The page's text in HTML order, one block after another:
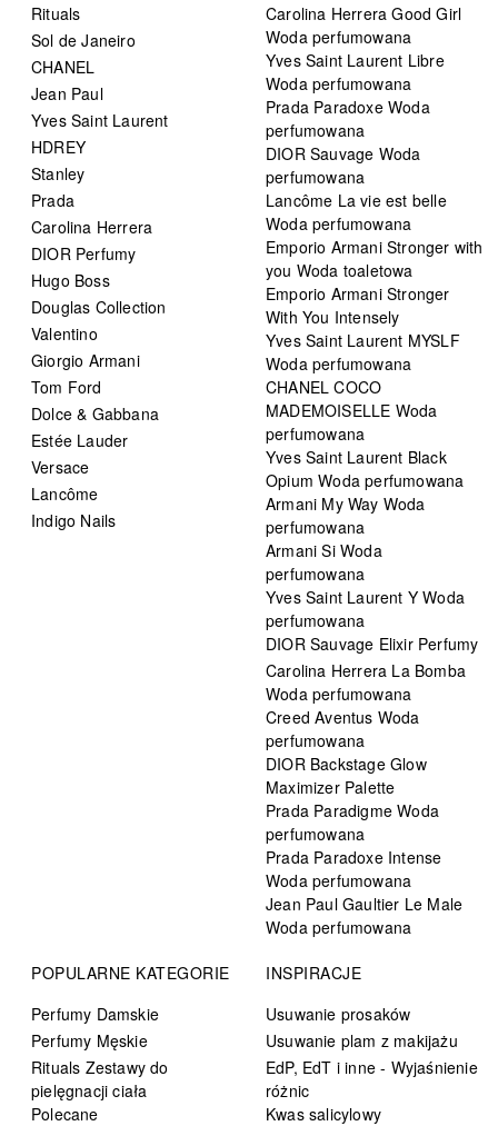
Rituals
Sol de Janeiro
CHANEL
Jean Paul
Yves Saint Laurent
HDREY
Stanley
Prada
Carolina Herrera
DIOR Perfumy
Hugo Boss
Douglas Collection
Valentino
Giorgio Armani
Tom Ford
Dolce & Gabbana
Estée Lauder
Versace
Lancôme
Indigo Nails
Carolina Herrera Good Girl
Woda perfumowana
Yves Saint Laurent Libre
Woda perfumowana
Prada Paradoxe Woda
perfumowana
DIOR Sauvage Woda
perfumowana
Lancôme La vie est belle
Woda perfumowana
Emporio Armani Stronger with
you Woda toaletowa
Emporio Armani Stronger
With You Intensely
Yves Saint Laurent MYSLF
Woda perfumowana
CHANEL COCO
MADEMOISELLE Woda
perfumowana
Yves Saint Laurent Black
Opium Woda perfumowana
Armani My Way Woda
perfumowana
Armani Si Woda
perfumowana
Yves Saint Laurent Y Woda
perfumowana
DIOR Sauvage Elixir Perfumy
Carolina Herrera La Bomba
Woda perfumowana
Creed Aventus Woda
perfumowana
DIOR Backstage Glow
Maximizer Palette
Prada Paradigme Woda
perfumowana
Prada Paradoxe Intense
Woda perfumowana
Jean Paul Gaultier Le Male
Woda perfumowana
POPULARNE KATEGORIE
Perfumy Damskie
Perfumy Męskie
Rituals Zestawy do
pielęgnacji ciała
Polecane
INSPIRACJE
Usuwanie prosaków
Usuwanie plam z makijażu
EdP, EdT i inne - Wyjaśnienie
różnic
Kwas salicylowy